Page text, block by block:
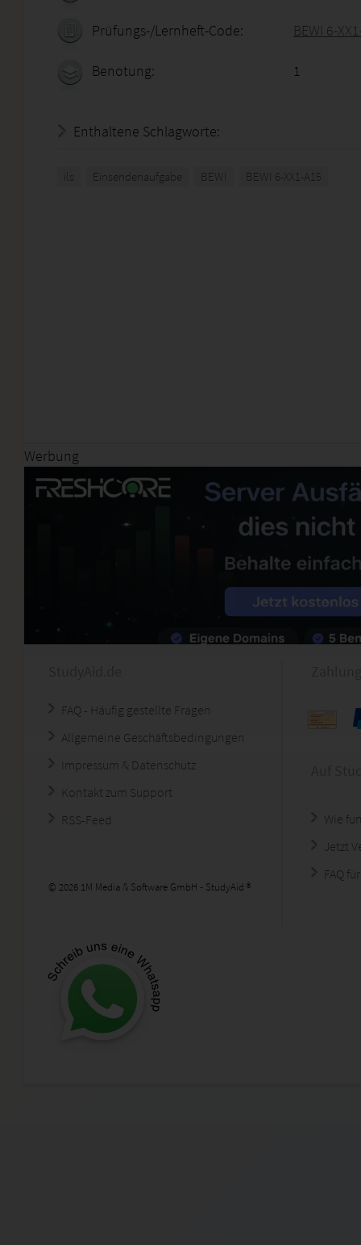
Prüfungs-/Lernheft-Code: BEWI 6-
Benotung: 1
Enthaltene Schlagworte:
ils Einsendenaufgabe BEWI BEWI 6-XX1-A15
Werbung
FAQ - Häufig gestellte Fragen
Allgemeine Geschäftsbedingungen
Impressum & Datenschutz
Kontakt zum Support
RSS-Feed
© 2026 1M Media & Software GmbH - StudyAid ®
Wie
Jetzt
FAQ